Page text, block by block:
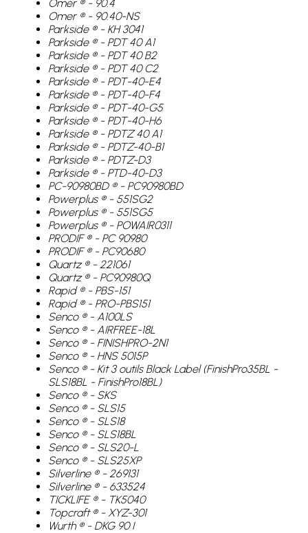
Omer ® - 90.4
Omer ® - 90.40-NS
Parkside ® - KH 3041
Parkside ® - PDT 40 A1
Parkside ® - PDT 40 B2
Parkside ® - PDT 40 C2
Parkside ® - PDT-40-E4
Parkside ® - PDT-40-F4
Parkside ® - PDT-40-G5
Parkside ® - PDT-40-H6
Parkside ® - PDTZ 40 A1
Parkside ® - PDTZ-40-B1
Parkside ® - PDTZ-D3
Parkside ® - PTD-40-D3
PC-90980BD ® - PC90980BD
Powerplus ® - 551SG2
Powerplus ® - 551SG5
Powerplus ® - POWAIR0311
PRODIF ® - PC 90980
PRODIF ® - PC90680
Quartz ® - 221061
Quartz ® - PC90980Q
Rapid ® - PBS-151
Rapid ® - PRO-PBS151
Senco ® - A100LS
Senco ® - AIRFREE-18L
Senco ® - FINISHPRO-2N1
Senco ® - HNS 5015P
Senco ® - Kit 3 outils Black Label (FinishPro35BL -
SLS18BL - FinishPro18BL)
Senco ® - SKS
Senco ® - SLS15
Senco ® - SLS18
Senco ® - SLS18BL
Senco ® - SLS20-L
Senco ® - SLS25XP
Silverline ® - 269131
Silverline ® - 633524
TICKLIFE ® - TK5040
Topcraft ® - XYZ-301
Wurth ® - DKG 90 I